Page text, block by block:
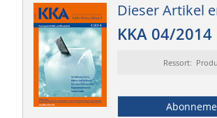
Dieser Artikel
KKA 04/2014
Ressort: